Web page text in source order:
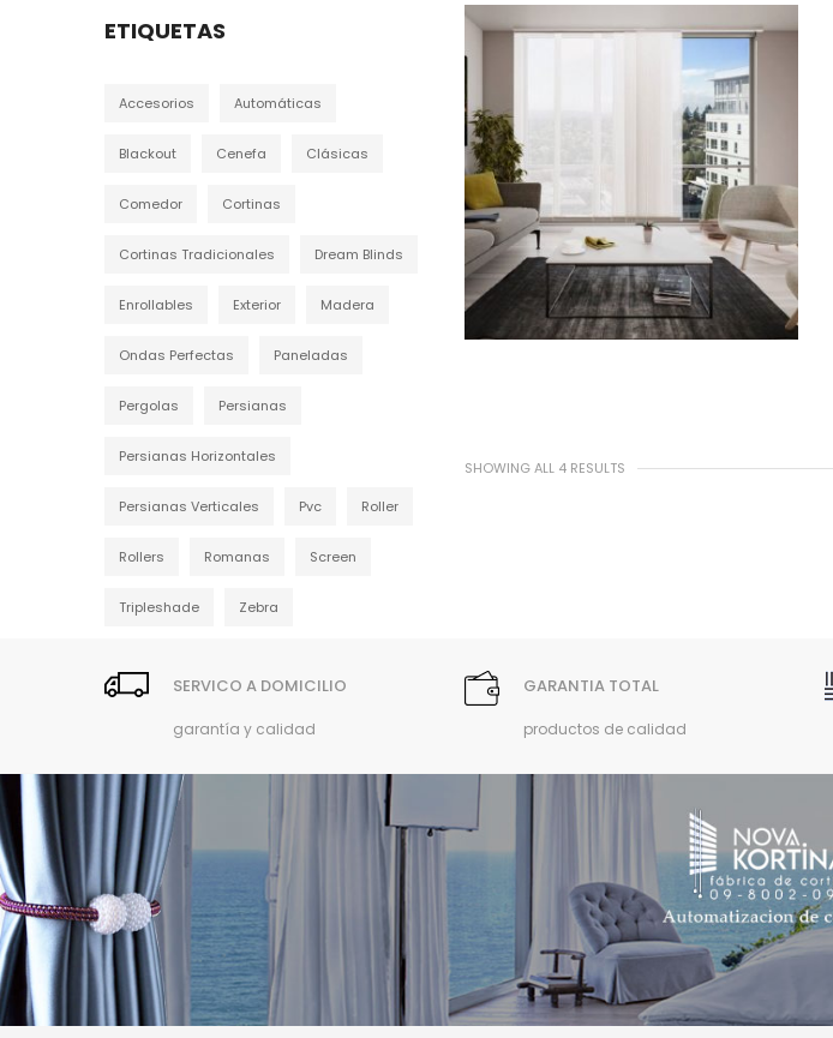
ETIQUETAS
Accesorios Automáticas
Blackout Cenefa Clásicas
Comedor Cortinas
Cortinas Tradicionales Dream Blinds
Enrollables Exterior Madera
Ondas Perfectas Paneladas
Pergolas Persianas
Persianas Horizontales
Persianas Verticales Pvc Roller
Rollers Romanas Screen
Tripleshade Zebra
SHOWING ALL 4 RESULTS
SERVICO A DOMICILIO
garantía y calidad
GARANTIA TOTAL
productos de calidad